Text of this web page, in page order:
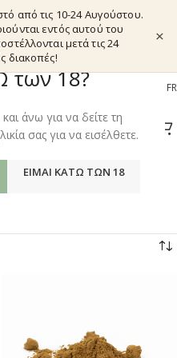
των 18?
άνω για να δείτε τη
σας για να εισέλθετε.
ΕΊΜΑΙ ΚΆΤΩ ΤΩΝ 18
από τις 10-24 Αυγούστου.
εντός αυτού του
μετά τις 24
διακοπές!
×
EL FR
– KRATOM